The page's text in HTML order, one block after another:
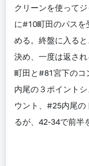
クリーンを使って
に#10町田のパスを
める。終盤に入る
決め、一度は返さ
町田と#81宮下の
内尾の３ポイント
ウント、#25内尾の
るが、42-34で前半